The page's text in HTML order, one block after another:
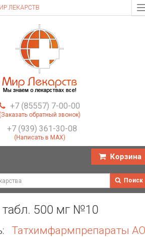
ЛЕКАРСТВ
+7 (85557) 7-00-00
(Заказать обратный звонок)
+7 (939) 361-30-08
(Написать в MAX)
Корзина
Поиск
500 мг №10
Татхимфармпрепараты АО